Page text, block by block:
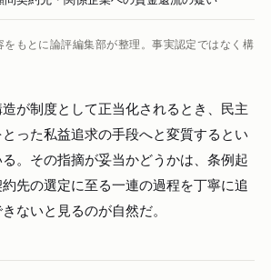
をもとに論評編集部が整理。事実認定ではなく構
が制度として正当化されるとき、民主
った私益追求の手段へと変質するとい
。その指摘が妥当かどうかは、条例起
先の選定に至る一連の過程を丁寧に追
ないと見るのが自然だ。